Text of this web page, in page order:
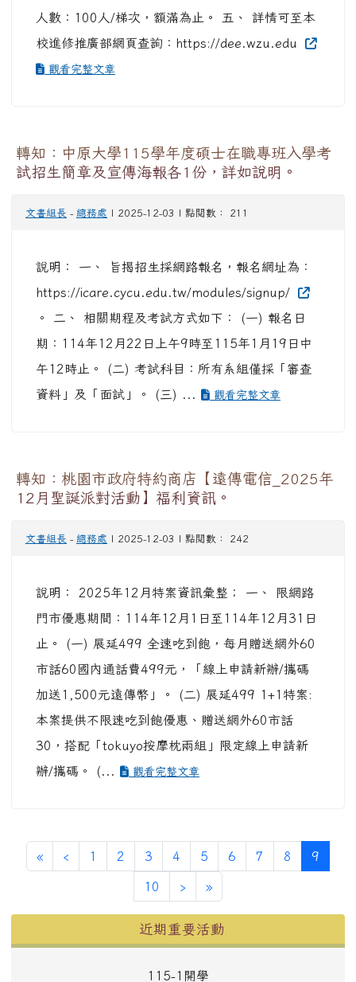
人數：100人/梯次，額滿為止。 五、 詳情可至本
校進修推廣部網頁查詢：https://dee.wzu.edu
觀看完整文章
轉知：中原大學115學年度碩士在職專班入學考
試招生簡章及宣傳海報各1份，詳如說明。
文書組長 - 總務處 | 2025-12-03 | 點閱數： 211
說明： 一、 旨揭招生採網路報名，報名網址為：
https://icare.cycu.edu.tw/modules/signup/
。 二、 相關期程及考試方式如下： (一) 報名日
期：114年12月22日上午9時至115年1月19日中
午12時止。 (二) 考試科目：所有系組僅採「審查
資料」及「面試」。 (三) ...
觀看完整文章
轉知：桃園市政府特約商店【遠傳電信_2025年
12月聖誕派對活動】福利資訊。
文書組長 - 總務處 | 2025-12-03 | 點閱數： 242
說明： 2025年12月特案資訊彙整； 一、 限網路
門市優惠期間：114年12月1日至114年12月31日
止。 (一) 展延499 全速吃到飽，每月贈送網外60
市話60國內通話費499元，「線上申請新辦/攜碼
加送1,500元遠傳幣」。 (二) 展延499 1+1特案:
本案提供不限速吃到飽優惠、贈送網外60市話
30，搭配「tokuyo按摩枕兩組」限定線上申請新
辦/攜碼。 (...
觀看完整文章
«第一頁
‹ 上一頁
1 2 3 4 5 6 7 8 9
10 ›下一頁
»最後頁
近期重要活動
115-1開學